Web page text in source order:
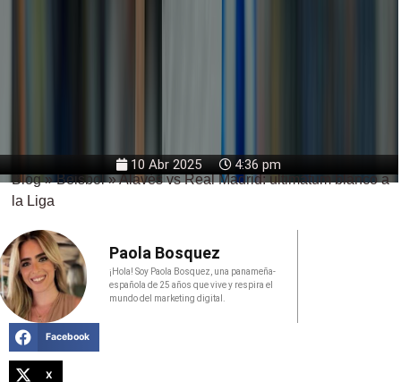
10 Abr 2025 4:36 pm
Blog»Beisbol»Alavés vs Real Madrid: ultimátum blanco a
la Liga
Paola Bosquez
¡Hola! Soy Paola Bosquez, una panameña-
española de 25 años que vive y respira el
mundo del marketing digital.
Facebook
X